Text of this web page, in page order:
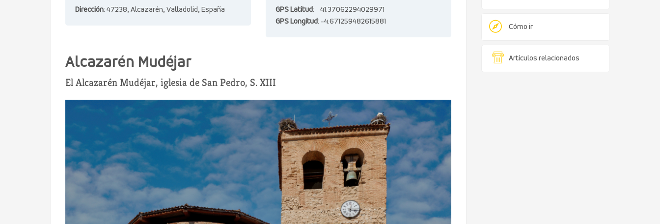
Cómo ir
Artículos relacionados
Dirección: 47238, Alcazarén, Valladolid, España GPS Latitud: 41.37062294029971
GPS Longitud: -4.671259482615881
Alcazarén Mudéjar
El Alcazarén Mudéjar, iglesia de San Pedro, S. XIII